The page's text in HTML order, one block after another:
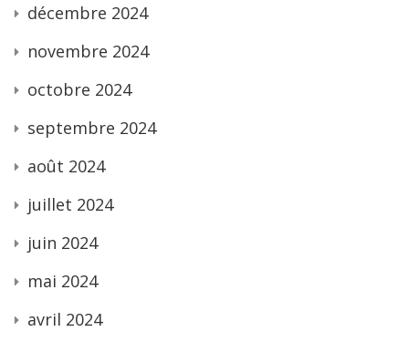
décembre 2024
novembre 2024
octobre 2024
septembre 2024
août 2024
juillet 2024
juin 2024
mai 2024
avril 2024